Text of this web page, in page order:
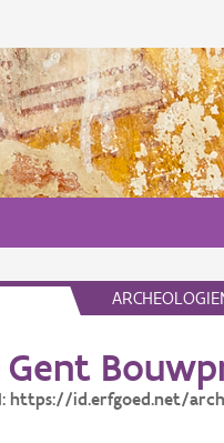
https://id.erfgoed.net/